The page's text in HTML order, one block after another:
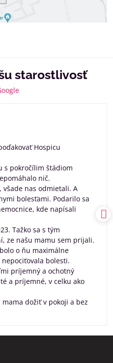
starostlivosť
5
Hospicu
s pokročílim štádiom
nič.
nas odmietali. A
bolesťami. Podarilo sa
kde napísali
Tažko sa s tým
ze našu mamu sem prijali.
o ňu maximálne
bolesti.
príjemný a ochotný
a príjemné, v celku ako
dožiť v pokoji a bez